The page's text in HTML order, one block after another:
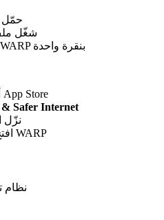
حمّل
شغّل ملف
افتح التطبيق وقم بتفعيل WARP بنقرة واحدة
افتح متجر Google Play أو App Store
& Safer Internet
نزّل
افتح التطبيق واضغط لتفعيل WARP
نظام